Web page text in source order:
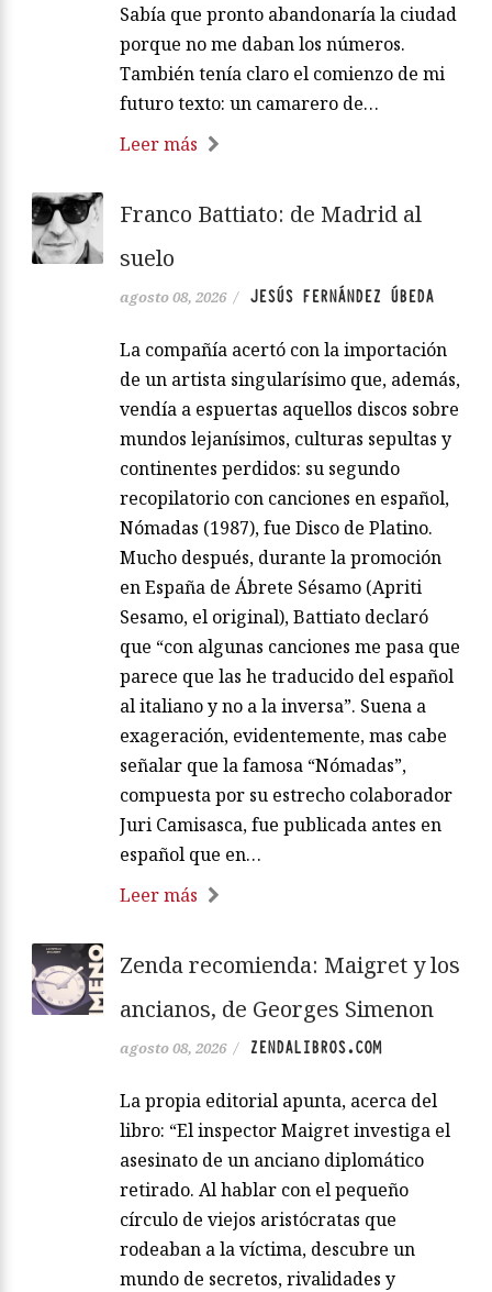
Sabía que pronto abandonaría la ciudad
porque no me daban los números.
También tenía claro el comienzo de mi
futuro texto: un camarero de…
Leer más
Franco Battiato: de Madrid al
suelo
agosto 08, 2026 / JESÚS FERNÁNDEZ ÚBEDA
La compañía acertó con la importación
de un artista singularísimo que, además,
vendía a espuertas aquellos discos sobre
mundos lejanísimos, culturas sepultas y
continentes perdidos: su segundo
recopilatorio con canciones en español,
Nómadas (1987), fue Disco de Platino.
Mucho después, durante la promoción
en España de Ábrete Sésamo (Apriti
Sesamo, el original), Battiato declaró
que “con algunas canciones me pasa que
parece que las he traducido del español
al italiano y no a la inversa”. Suena a
exageración, evidentemente, mas cabe
señalar que la famosa “Nómadas”,
compuesta por su estrecho colaborador
Juri Camisasca, fue publicada antes en
español que en…
Leer más
Zenda recomienda: Maigret y los
ancianos, de Georges Simenon
agosto 08, 2026 / ZENDALIBROS.COM
La propia editorial apunta, acerca del
libro: “El inspector Maigret investiga el
asesinato de un anciano diplomático
retirado. Al hablar con el pequeño
círculo de viejos aristócratas que
rodeaban a la víctima, descubre un
mundo de secretos, rivalidades y